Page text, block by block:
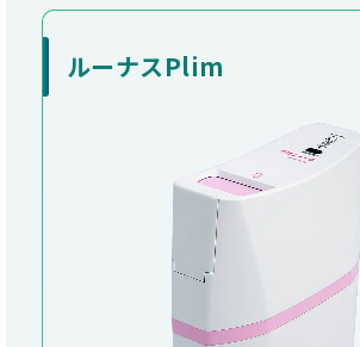
ルーナスPlim